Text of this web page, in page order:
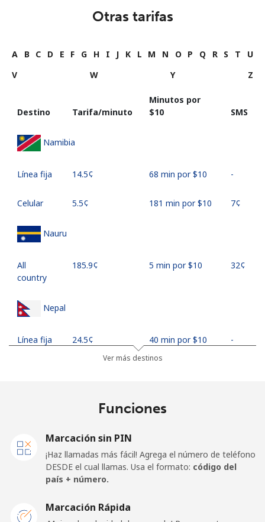
Otras tarifas
A B C D E F G H I J K L M N O P Q R S T
U
V
W Y Z
Destino Tarifa/minuto
Minutos por
⁦$10⁩
SMS
Namibia
Línea fija ⁦14.5¢⁩ 68 min por ⁦$10⁩ -
Celular ⁦5.5¢⁩ 181 min por ⁦$10⁩ ⁦7¢⁩
Nauru
All
country
⁦185.9¢⁩ 5 min por ⁦$10⁩ ⁦32¢⁩
Nepal
Línea fija ⁦24.5¢⁩ 40 min por ⁦$10⁩ -
⁦22.5¢⁩ 44 min por ⁦$10⁩ ⁦13¢⁩
Ver más destinos
Funciones
Marcación sin PIN
¡Haz llamadas más fácil! Agrega el número de teléfono
DESDE el cual llamas. Usa el formato: código del
país + número.
Marcación Rápida